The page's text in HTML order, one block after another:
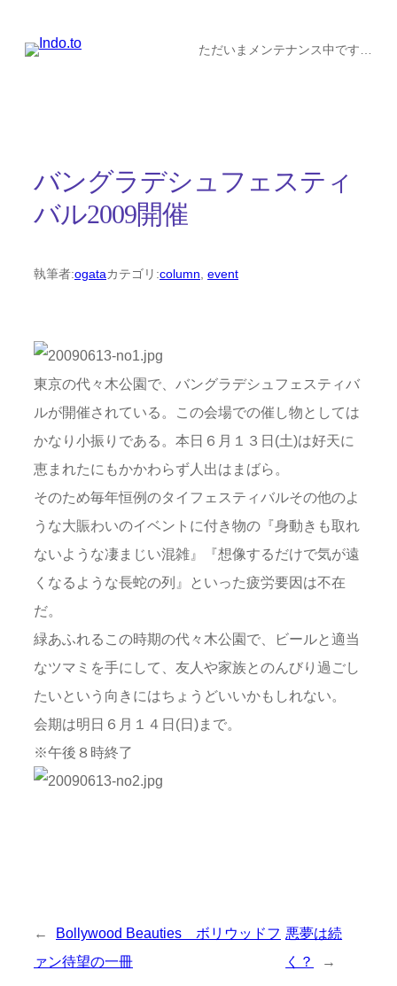
ただいまメンテナンス中です…
バングラデシュフェスティ
バル2009開催
執筆者:ogataカテゴリ:column, event
東京の代々木公園で、バングラデシュフェスティバ
ルが開催されている。この会場での催し物としては
かなり小振りである。本日６月１３日(土)は好天に
恵まれたにもかかわらず人出はまばら。
そのため毎年恒例のタイフェスティバルその他のよ
うな大賑わいのイベントに付き物の『身動きも取れ
ないような凄まじい混雑』『想像するだけで気が遠
くなるような長蛇の列』といった疲労要因は不在
だ。
緑あふれるこの時期の代々木公園で、ビールと適当
なツマミを手にして、友人や家族とのんびり過ごし
たいという向きにはちょうどいいかもしれない。
会期は明日６月１４日(日)まで。
※午後８時終了
←
Bollywood Beauties ボリウッドフ
ァン待望の一冊
悪夢は続
く？
→